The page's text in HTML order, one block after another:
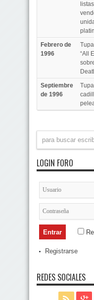
Febrero de
1996
“All
Septiembre
de 1996
LOGIN FORO
Registrarse
REDES SOCIALES